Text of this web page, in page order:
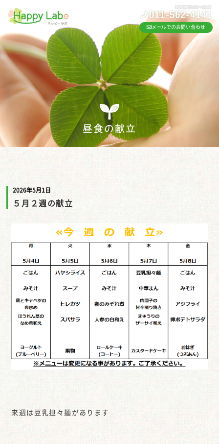
メールでのお問い合わせ
昼食の献立
2026年5月1日
５月２週の献立
来週は豆乳担々麺があります